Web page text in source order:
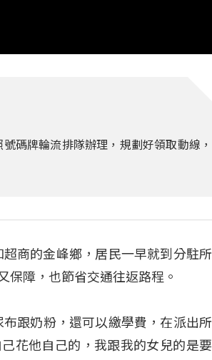
碼牌輪流排隊辦理，規劃好領取動線，
商的金峰鄉，居民一早就到分駐所
保障，也節省交通往返路程。
跟奶粉，還可以繳學費，在派出所
花他自己的，我跟我的女兒的是要